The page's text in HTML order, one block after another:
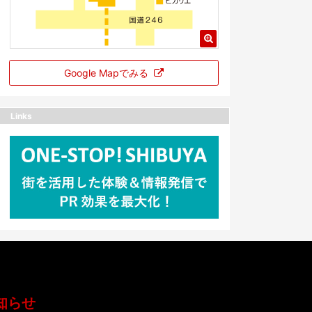
Google Mapでみる
Links
らせ